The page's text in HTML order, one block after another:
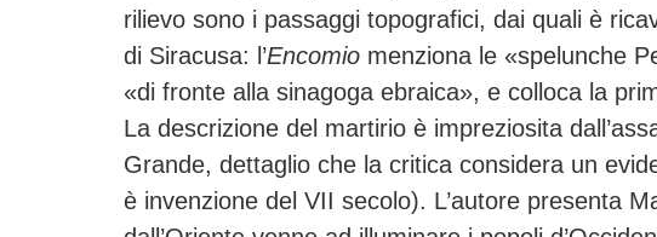
rilievo sono i passaggi topografici, dai quali è
di Siracusa: l’Encomio menziona le «spelunche
«di fronte alla sinagoga ebraica», e colloca la
La descrizione del martirio è impreziosita
Grande, dettaglio che la critica considera un
è invenzione del VII secolo). L’autore presenta